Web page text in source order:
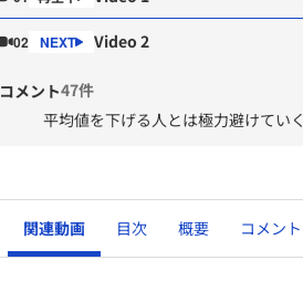
02 Video 2
コメント47件
平均値を下げる人とは極力避けていく
関連動画 目次 概要 コメント